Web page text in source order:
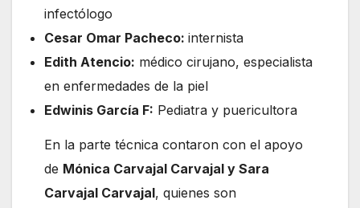
infectólogo
Cesar Omar Pacheco: internista
Edith Atencio: médico cirujano, especialista
en enfermedades de la piel
Edwinis García F: Pediatra y puericultora
En la parte técnica contaron con el apoyo
de Mónica Carvajal Carvajal y Sara
Carvajal Carvajal, quienes son